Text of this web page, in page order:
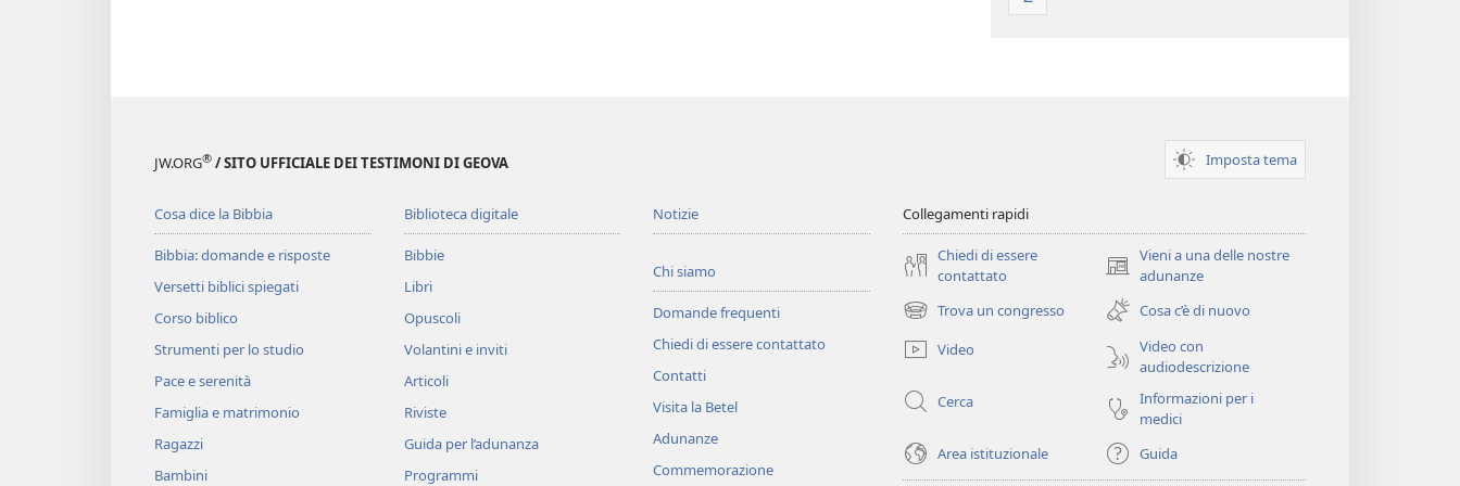
JW.ORG® / SITO UFFICIALE DEI TESTIMONI DI GEOVA Imposta tema
Cosa dice la Bibbia
Bibbia: domande e risposte
Versetti biblici spiegati
Corso biblico
Strumenti per lo studio
Pace e serenità
Famiglia e matrimonio
Ragazzi
Bambini
Biblioteca digitale
Bibbie
Libri
Opuscoli
Volantini e inviti
Articoli
Riviste
Guida per l’adunanza
Programmi
Notizie
Chi siamo
Domande frequenti
Chiedi di essere contattato
Contatti
Visita la Betel
Adunanze
Commemorazione
Collegamenti rapidi
Chiedi di essere
contattato
Vieni a una delle nostre
adunanze
(apre
una
nuova
finestra)
Trova un congresso
(apre
una
nuova
Cosa c’è di nuovo
Video
Video con
audiodescrizione
Cerca
Informazioni per i
medici
Area istituzionale
Guida